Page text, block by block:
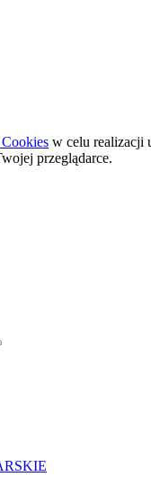
w celu realizacji
przeglądarce.